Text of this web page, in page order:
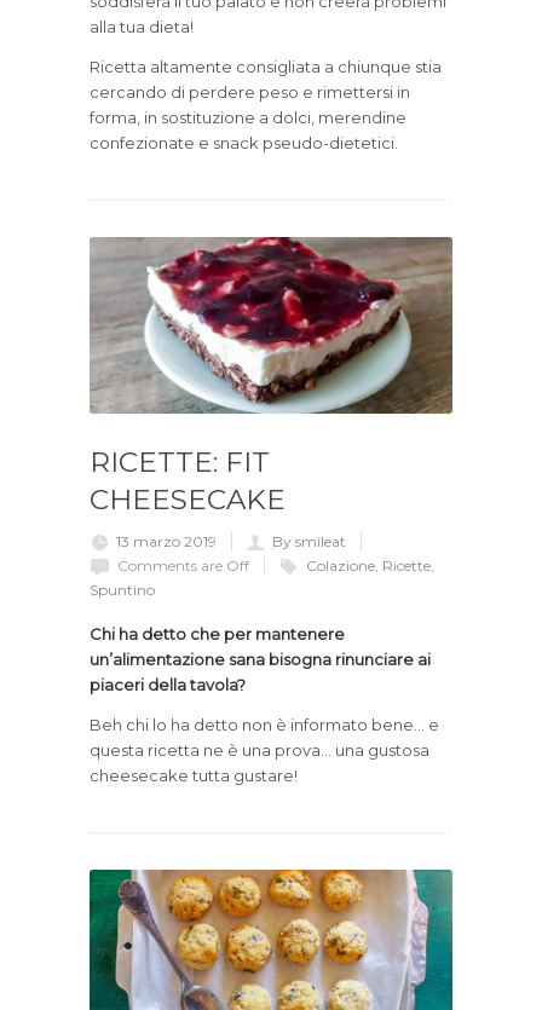
alla tua dieta!
Ricetta altamente consigliata a chiunque stia
cercando di perdere peso e rimettersi in
forma, in sostituzione a dolci, merendine
confezionate e snack pseudo-dietetici.
RICETTE: FIT
CHEESECAKE
13 marzo 2019
By smileat
Comments are Off
Colazione Ricette
Spuntino
Chi ha detto che per mantenere
un’alimentazione sana bisogna rinunciare ai
piaceri della tavola?
Beh chi lo ha detto non è informato bene… e
questa ricetta ne è una prova… una gustosa
cheesecake tutta gustare!